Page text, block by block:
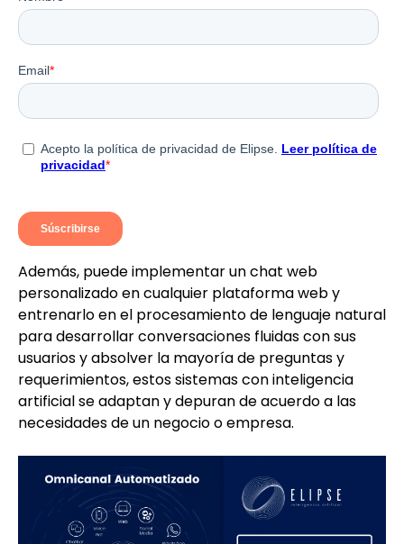
Además, puede implementar un chat web
personalizado en cualquier plataforma web y
entrenarlo en el procesamiento de lenguaje natural
para desarrollar conversaciones fluidas con sus
usuarios y absolver la mayoría de preguntas y
requerimientos, estos sistemas con inteligencia
artificial se adaptan y depuran de acuerdo a las
necesidades de un negocio o empresa.